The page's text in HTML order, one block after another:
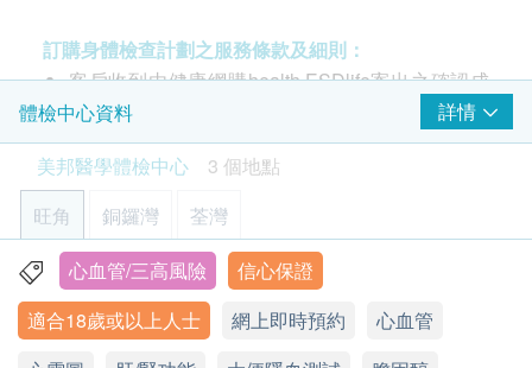
愛滋病抗體一及二
2 基本項目
心臟檢查
乳酸脫氫酶
總肌酸磷激酵素
基本健康評估
血壓
鐵蛋白水平升高反映某身體器官或組織受損
HK$ 385.0
甲型肝炎抵抗力
評估是否對甲肝病毒具有免疫力
HK$360.0
為首)、2項腫瘤指標(肝及大腸)、胰臟、血脂、肝功
能、腎功能、貧血、血糖。
注意事項:
- 請詳閱以下「條款及細則」了解更多服務需知及注
意事項
訂購身體檢查計劃之服務條款及細則：
客戶收到由健康網購health.ESDlife寄出之確認成
功付款電郵後，美邦醫學體檢中心將於隨後1-2個
工作天的辦公時間內，致電客戶預約身體檢查的時
間及地點。客戶亦可致電查詢或在訂單確認後1個
工作天致電該中心預約 (電話：2369 0680)。
購買計劃後可安排由健康網購health.ESDlife發出
的正式收據，並於7-14個工作天後寄出。客戶可於
購買時提出收據要求，或經以下方法聯絡客戶服務
員: 電郵 (support@esdlife.com
) 或電話 (3151
2288)。
體檢中心資料
詳情
美邦醫學體檢中心
3 個地點
旺角
銅鑼灣 荃灣
旺角亞皆老街8號朗豪坊辦公室大樓11樓
顯示地圖
心血管/三高風險
信心保證
適合18歲或以上人士
網上即時預約
心血管